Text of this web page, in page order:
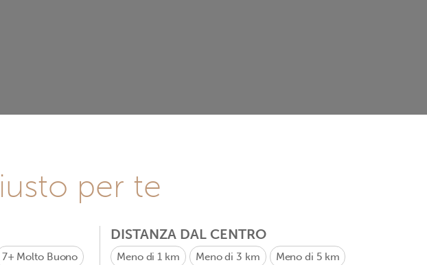
per te
7+ Molto Buono
DISTANZA DAL CENTRO
Meno di 1 km Meno di 3 km Meno di 5 km